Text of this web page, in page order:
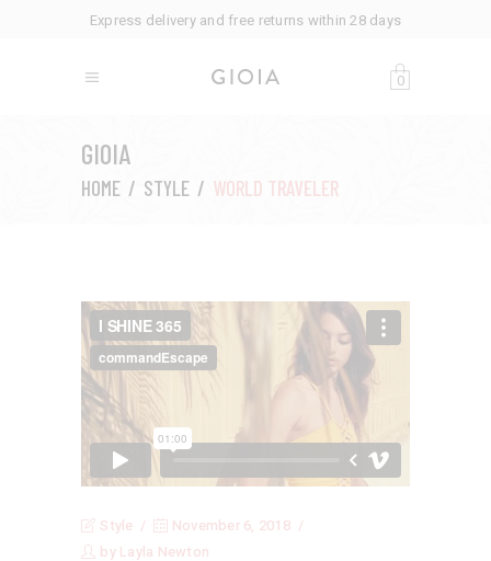
Express delivery and free returns within 28 days
0
GIOIA
HOME / STYLE / WORLD TRAVELER
Style
November 6, 2018
by Layla Newton